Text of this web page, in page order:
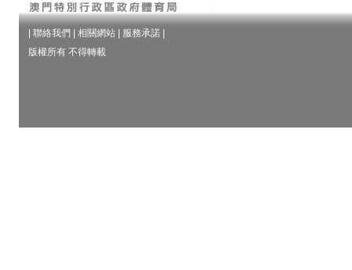
聯絡我們 相關網站 服務承諾
版權所有 不得轉載